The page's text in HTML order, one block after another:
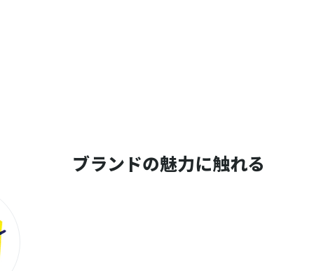
ブランドの魅力に触れる